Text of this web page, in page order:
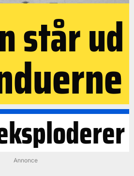
står ud
Annonce